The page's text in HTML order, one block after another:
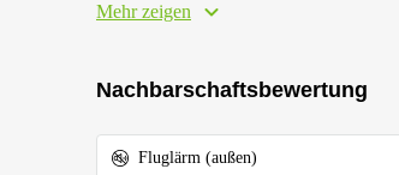
Mehr zeigen
Nachbarschaftsbewertung
Fluglärm (außen)